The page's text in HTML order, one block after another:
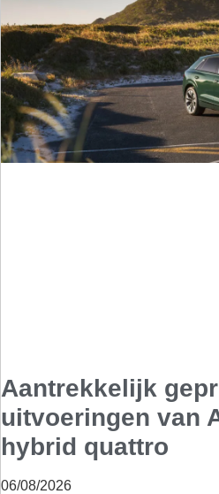
Aantrekkelijk
uitvoeringen van
hybrid quattro
06/08/2026